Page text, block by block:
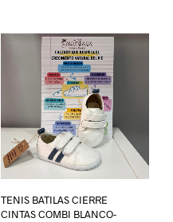
TENIS BATILAS CIERRE
CINTAS COMBI BLANCO-